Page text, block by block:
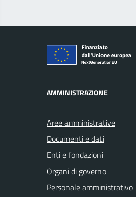
AMMINISTRAZIONE
Aree amministrative
Documenti e dati
Enti e fondazioni
Organi di governo
Personale amministrativo